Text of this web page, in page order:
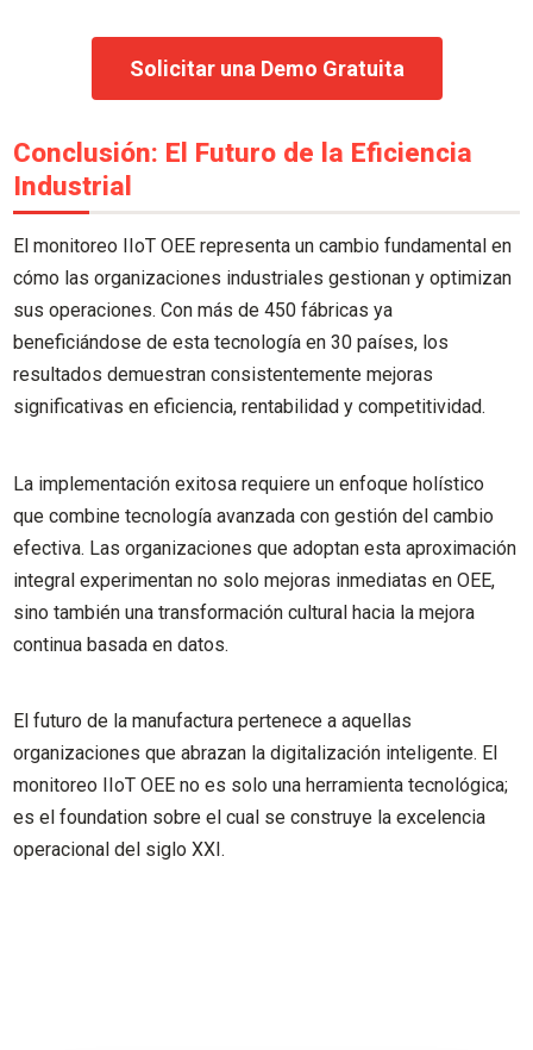
Solicitar una Demo Gratuita
Conclusión: El Futuro de la Eficiencia
Industrial
El monitoreo IIoT OEE representa un cambio fundamental en
cómo las organizaciones industriales gestionan y optimizan
sus operaciones. Con más de 450 fábricas ya
beneficiándose de esta tecnología en 30 países, los
resultados demuestran consistentemente mejoras
significativas en eficiencia, rentabilidad y competitividad.
La implementación exitosa requiere un enfoque holístico
que combine tecnología avanzada con gestión del cambio
efectiva. Las organizaciones que adoptan esta aproximación
integral experimentan no solo mejoras inmediatas en OEE,
sino también una transformación cultural hacia la mejora
continua basada en datos.
El futuro de la manufactura pertenece a aquellas
organizaciones que abrazan la digitalización inteligente. El
monitoreo IIoT OEE no es solo una herramienta tecnológica;
es el foundation sobre el cual se construye la excelencia
operacional del siglo XXI.